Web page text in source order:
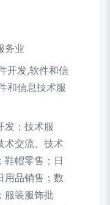
务业
开发,软件和信
和信息技术服
发；技术服
术交流、技术
鞋帽零售；日
用品销售；数
服装服饰批